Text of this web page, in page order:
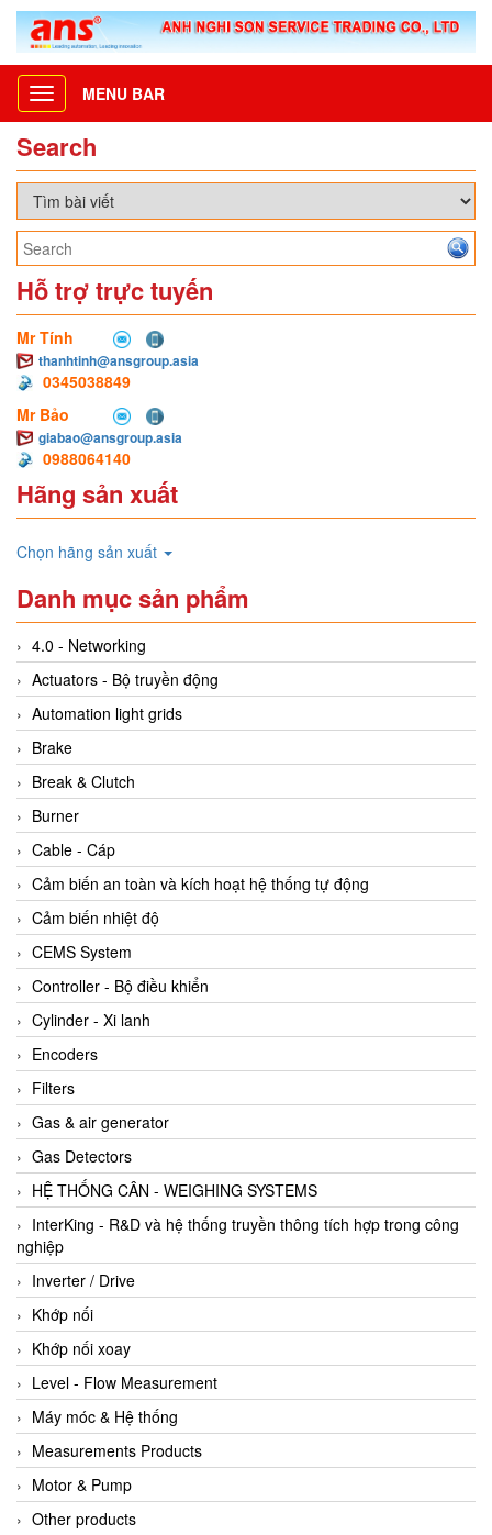
Toggle
navigation
MENU BAR
Search
Hỗ trợ trực tuyến
Mr Tính
thanhtinh@ansgroup.asia
0345038849
Mr Bảo
giabao@ansgroup.asia
0988064140
Hãng sản xuất
Chọn hãng sản xuất
Danh mục sản phẩm
4.0 - Networking
Actuators - Bộ truyền động
Automation light grids
Brake
Break & Clutch
Burner
Cable - Cáp
Cảm biến an toàn và kích hoạt hệ thống tự động
Cảm biến nhiệt độ
CEMS System
Controller - Bộ điều khiển
Cylinder - Xi lanh
Encoders
Filters
Gas & air generator
Gas Detectors
HỆ THỐNG CÂN - WEIGHING SYSTEMS
InterKing - R&D và hệ thống truyền thông tích hợp trong công
nghiệp
Inverter / Drive
Khớp nối
Khớp nối xoay
Level - Flow Measurement
Máy móc & Hệ thống
Measurements Products
Motor & Pump
Other products